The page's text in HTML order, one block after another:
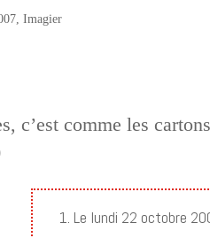
,Imagier
c’est comme les
1. Le lundi 22 octobre